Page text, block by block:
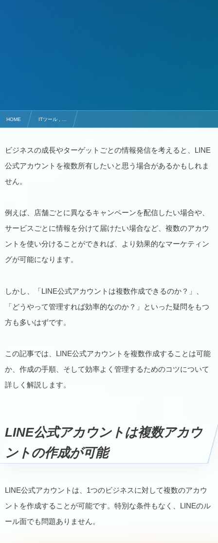
HOME ITツール , …
ビジネスの成長やターゲットごとの情報発信を考えると、LINE
公式アカウントを複数所有したいと思う場合があるかもしれま
せん。
例えば、店舗ごとに異なるキャンペーンを配信したい場合や、
サービスごとに情報を分けて届けたい場合など、複数のアカウ
ントを使い分けることができれば、より効果的なマーケティン
グが可能になります。
しかし、「LINE公式アカウントは複数作成できるのか？」、
「どうやって管理すれば効率的なのか？」といった疑問をもつ
方も多いはずです。
この記事では、LINE公式アカウントを複数作成することは可能
か、作成の手順、そして効率よく管理するためのコツについて
詳しく解説します。
LINE公式アカウントは複数アカウ
ントの作成が可能
LINE公式アカウントは、1つのビジネスに対して複数のアカウ
ントを作成することが可能です。特別な条件もなく、LINEのル
ール面でも問題ありません。